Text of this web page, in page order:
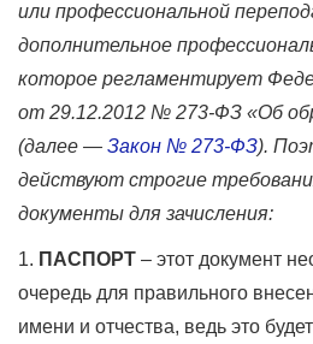
или профессиональной
дополнительное
которое регламентирует
от 29.12.2012 № 273-ФЗ «Об
(далее — Закон № 273-ФЗ).
действуют строгие
документы для зачисления:
1. ПАСПОРТ – этот документ
очередь для правильного
имени и отчества, ведь это